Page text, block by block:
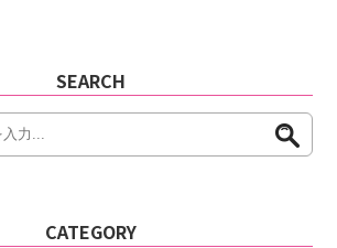
SEARCH
CATEGORY